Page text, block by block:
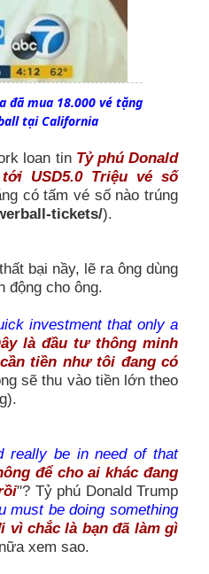
đã mua 18.000 vé tặng
tại California
loan tin Tỷ phú Donald
USD5.0 Triệu vé số
có tấm vé số nào trúng
tickets/).
bại nầy, lẽ ra ông dùng
động cho ông.
investment that only a
là đầu tư thông minh
tiền như tôi đang có
sẽ thu vào tiền lớn theo
really be in need of that
để cho ai khác đang
"? Tỷ phú Donald Trump
must be doing something
vì chắc là bạn đã làm gì
xem sao.